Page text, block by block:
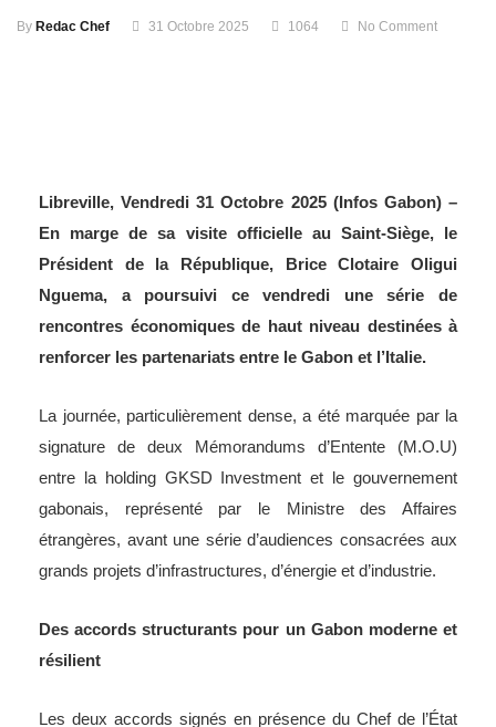
By Redac Chef 31 Octobre 2025 1064 No Comment
Libreville, Vendredi 31 Octobre 2025 (Infos Gabon) –
En marge de sa visite officielle au Saint-Siège, le
Président de la République, Brice Clotaire Oligui
Nguema, a poursuivi ce vendredi une série de
rencontres économiques de haut niveau destinées à
renforcer les partenariats entre le Gabon et l’Italie.
La journée, particulièrement dense, a été marquée par la
signature de deux Mémorandums d’Entente (M.O.U)
entre la holding GKSD Investment et le gouvernement
gabonais, représenté par le Ministre des Affaires
étrangères, avant une série d’audiences consacrées aux
grands projets d’infrastructures, d’énergie et d’industrie.
Des accords structurants pour un Gabon moderne et
résilient
Les deux accords signés en présence du Chef de l’État